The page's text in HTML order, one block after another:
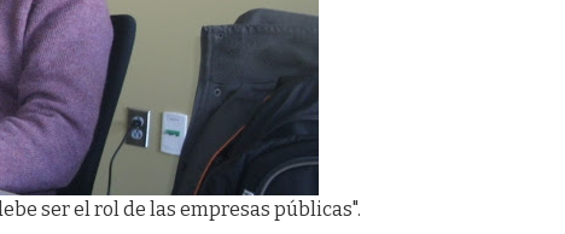
ser el rol de las empresas públicas".